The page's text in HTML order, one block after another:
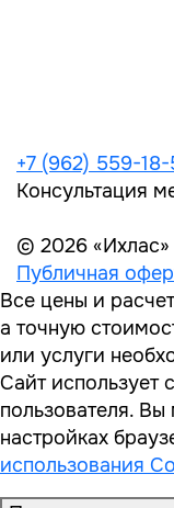
+7 (962) 559-
Консультация
© 2026
Публичная
Все цены и
а точную
или услуги
Сайт использует
пользователя.
настройках
использования